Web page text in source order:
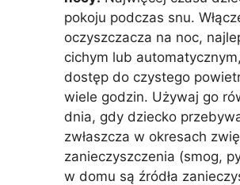
pokoju podczas snu.
oczyszczacza na noc,
cichym lub
dostęp do czystego
wiele godzin. Używaj go
dnia, gdy dziecko
zwłaszcza w okresach
zanieczyszczenia (smog,
w domu są źródła